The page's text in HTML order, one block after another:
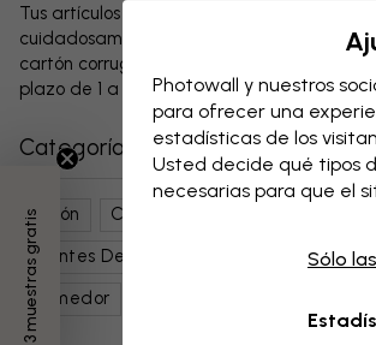
Tus artículos y cualquier accesorio se
cuidadosamente y se entregan
cartón corrugado resistente. El paquete se
plazo de 1 a 3 días, siempre con gastos de
Categorías relacionadas
Salón Cocina
Dientes De León
Arte Botánico
Comedor
3 muestras gratis
Photowall y nuestros
para ofrecer una
estadísticas de los
Usted decide qué tipos
necesarias para que el
Sólo